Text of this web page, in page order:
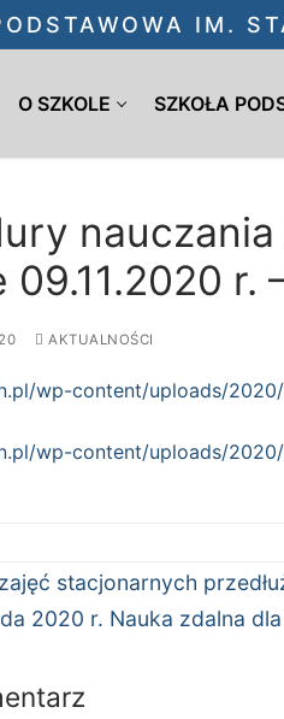
IM.
O SZKOLE SZKOŁA
r.
AKTUALNOŚCI
wp-content/uploads/
wp-content/uploads/
stacjonarnych
2020 r. Nauka zdalna